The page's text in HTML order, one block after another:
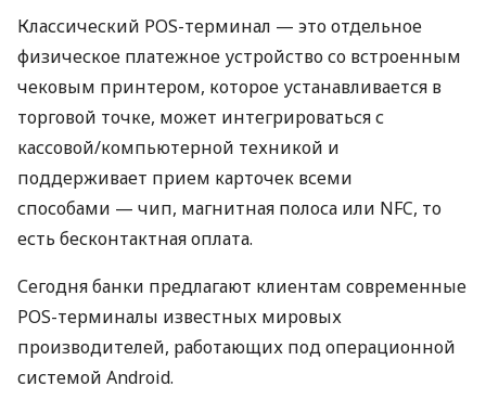
Классический POS-терминал — это отдельное
физическое платежное устройство со встроенным
чековым принтером, которое устанавливается в
торговой точке, может интегрироваться с
кассовой/компьютерной техникой и
поддерживает прием карточек всеми
способами — чип, магнитная полоса или NFC, то
есть бесконтактная оплата.
Сегодня банки предлагают клиентам современные
POS-терминалы известных мировых
производителей, работающих под операционной
системой Android.